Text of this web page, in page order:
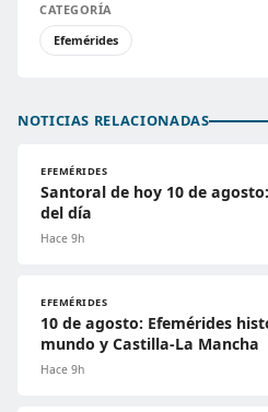
CATEGORÍA
Efemérides
NOTICIAS RELACIONADAS
EFEMÉRIDES
Santoral de hoy 10 de
del día
Hace 9h
EFEMÉRIDES
10 de agosto: Efemérides
mundo y Castilla-La Mancha
Hace 9h